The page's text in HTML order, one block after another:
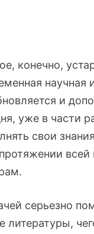
конечно,
и
уже в части
свои
серьезно
литературы,